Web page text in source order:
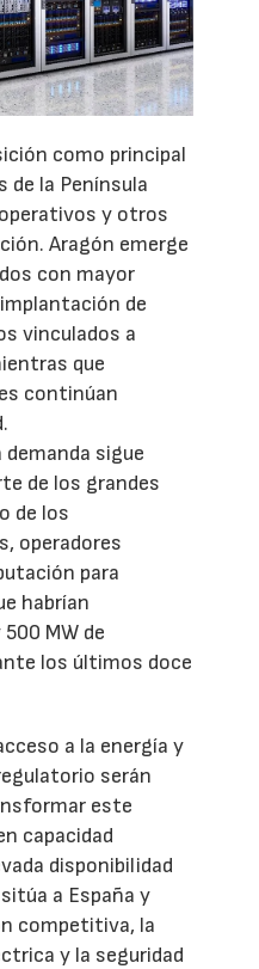
como principal
de la Península
y otros
Aragón emerge
con mayor
de
vinculados a
que
continúan
demanda sigue
de los grandes
de los
operadores
para
habrían
MW de
los últimos doce
a la energía y
serán
este
capacidad
disponibilidad
a España y
competitiva, la
y la seguridad